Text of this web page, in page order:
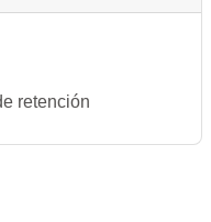
retención